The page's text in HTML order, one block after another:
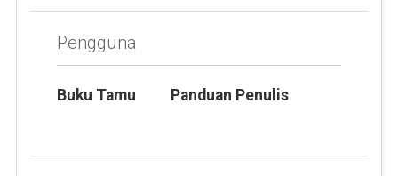
Pengguna
Buku Tamu Panduan Penulis